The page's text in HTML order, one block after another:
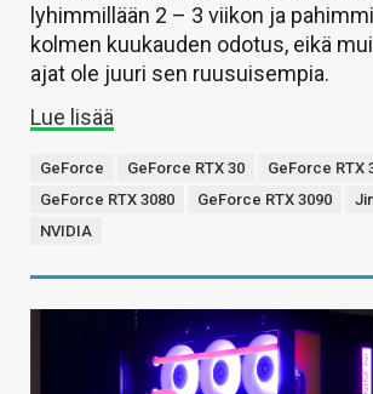
lyhimmillään 2 – 3 viikon ja
kolmen kuukauden odotus, eikä
ajat ole juuri sen ruusuisempia.
Lue lisää
GeForce GeForce RTX 30
GeForce RTX
GeForce RTX 3080
GeForce RTX 3090
NVIDIA